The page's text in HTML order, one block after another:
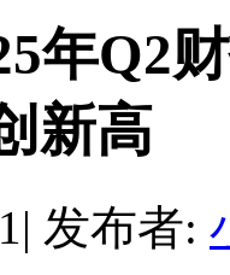
年Q2
新高
| 发布者: